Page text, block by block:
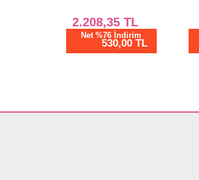
2.208,35TL
Net %76 İndirim
530,00 TL